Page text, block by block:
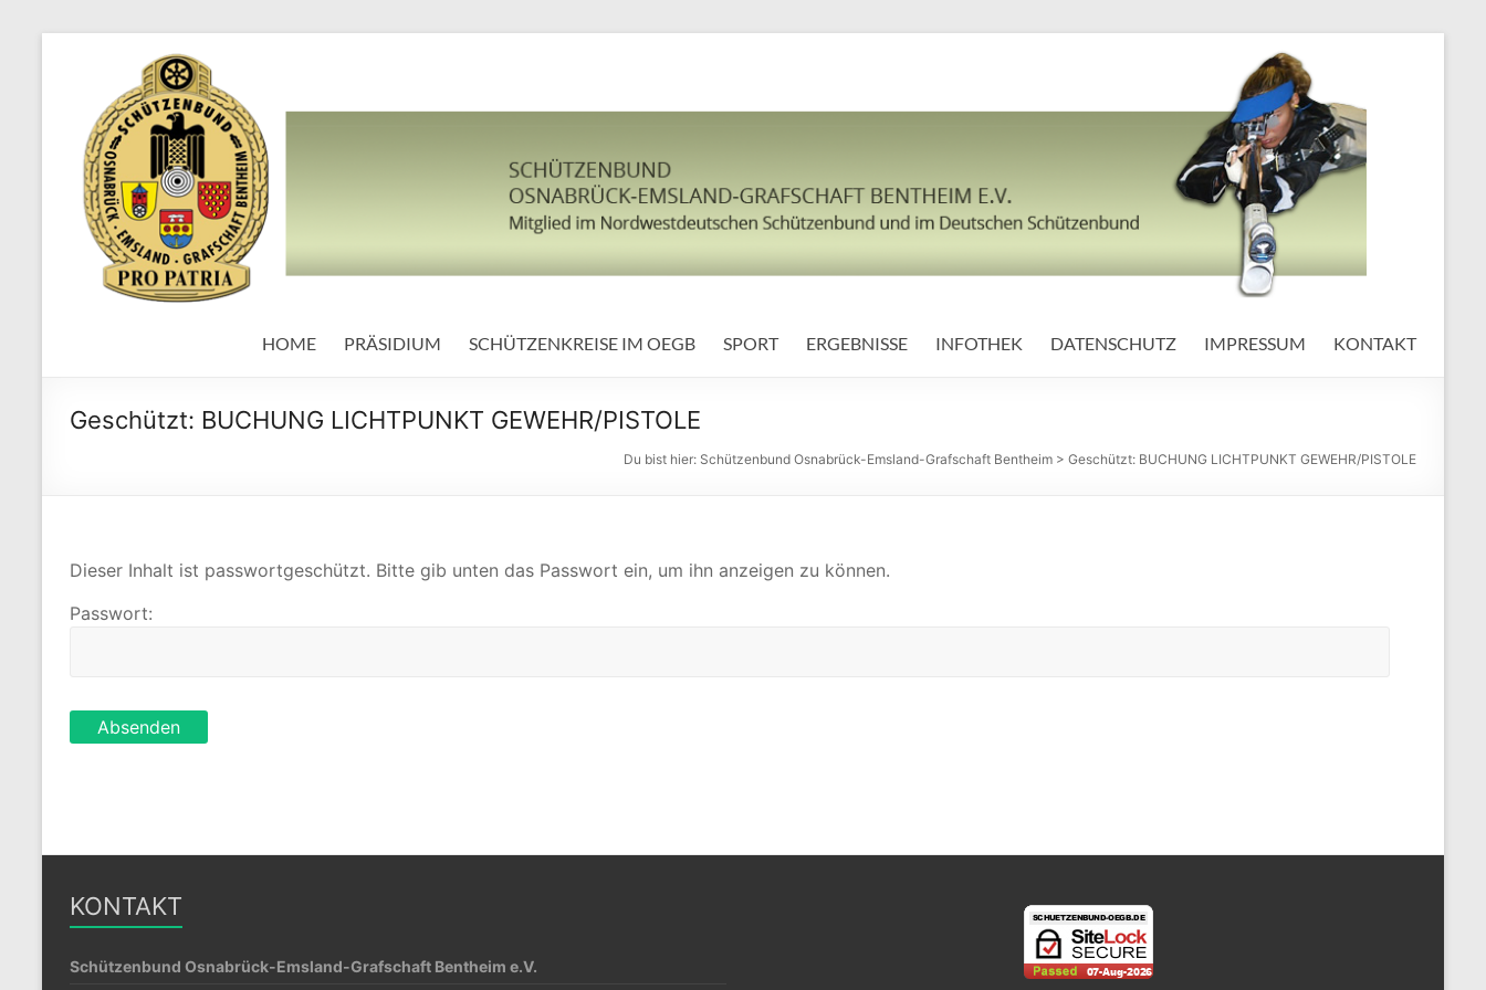
HOME PRÄSIDIUM SCHÜTZENKREISE IM OEGB SPORT ERGEBNISSE INFOTHEK DATENSCHUTZ IMPRESSUM KONTAKT
Geschützt: BUCHUNG LICHTPUNKT GEWEHR/PISTOLE
Du bist hier: Schützenbund Osnabrück-Emsland-Grafschaft Bentheim > Geschützt: BUCHUNG LICHTPUNKT GEWEHR/PISTOLE
Dieser Inhalt ist passwortgeschützt. Bitte gib unten das Passwort ein, um ihn anzeigen zu können.
Passwort:
KONTAKT
Schützenbund Osnabrück-Emsland-Grafschaft Bentheim e.V.